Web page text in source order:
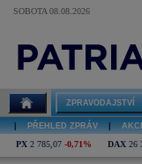
SOBOTA 08.08.2026
ZPRAVODAJSTVÍ
PŘEHLED ZPRÁV
PX 2 785,07 -0,71% DAX 26